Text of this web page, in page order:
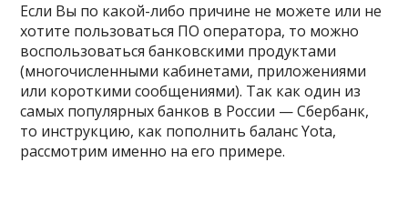
Если Вы по какой-либо причине не можете или не
хотите пользоваться ПО оператора, то можно
воспользоваться банковскими продуктами
(многочисленными кабинетами, приложениями
или короткими сообщениями). Так как один из
самых популярных банков в России — Сбербанк,
то инструкцию, как пополнить баланс Yota,
рассмотрим именно на его примере.